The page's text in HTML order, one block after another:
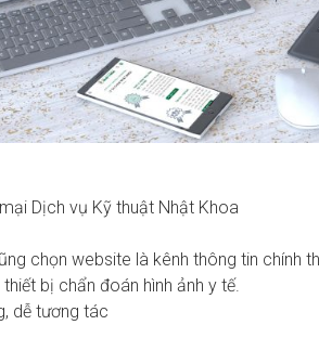
Dịch vụ Kỹ thuật Nhật Khoa
chọn website là kênh thông tin chính
bị chẩn đoán hình ảnh y tế.
dễ tương tác